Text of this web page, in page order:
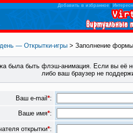
Добавить в избранное|
— Открытки-игры > Заполнение формы
была быть флэш-анимация. Если вы её
либо ваш браузер не
Ваш e-mail *:
Ваше имя*:
открытки*: